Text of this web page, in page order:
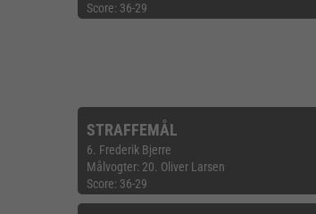
Score: 36-29
STRAFFEMÅL
6. Frederik Bjerre
Målvogter: 20. Oliver Larsen
Score: 36-29